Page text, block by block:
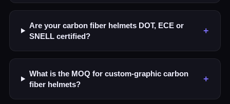
Are your carbon fiber helmets DOT, ECE or
SNELL certified?
+
What is the MOQ for custom-graphic carbon
fiber helmets?
+